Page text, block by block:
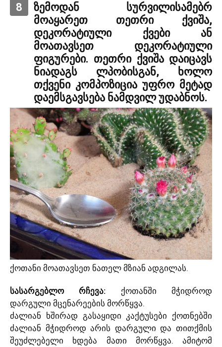
8
ზემოდან სურვილისამებრ
მოაყარეთ თეთრი ქვიშა,
დეკორატიული ქვები ან
მოათავსეთ დეკორატიული
ფიგურები. თეთრი ქვიშა დაიცავს
ნიადაგს ლპობისგან, ხოლო
თქვენი კომპოზიცია უფრო მეტად
დაემსგავსება ნამდვილ უდაბნოს.
ქოთანი მოათავსეთ ნათელ მზიან ადგილას.
სასარგებლო რჩევა: ქოთანში მჭიდროდ
დარგული მცენარეების მორწყვა.
ძალიან ხშირად გასაყიდი კაქტუსები ქოთნებში
ძალიან მჭიდროდ არის დარგული და თითქმის
შეუძლებელი ხდება მათი მორწყვა. ამიტომ